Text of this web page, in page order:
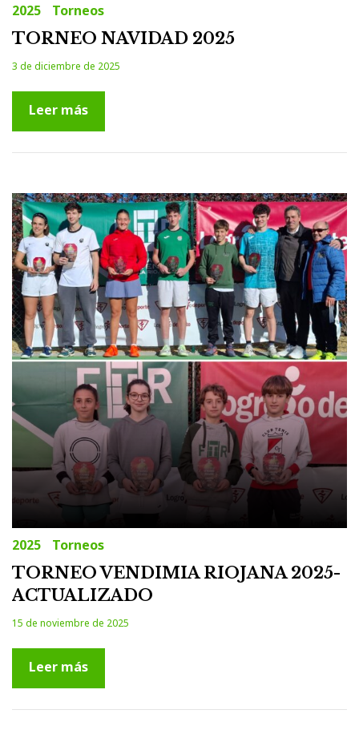
2025 Torneos
TORNEO NAVIDAD 2025
3 de diciembre de 2025
Leer más
2025 Torneos
TORNEO VENDIMIA RIOJANA 2025-
ACTUALIZADO
15 de noviembre de 2025
Leer más